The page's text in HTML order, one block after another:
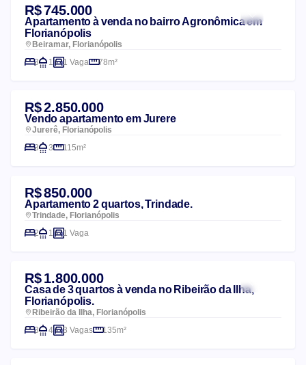
R$ 745.000
Apartamento à venda no bairro Agronômica em
Florianópolis
Beiramar, Florianópolis
3
1 1 Vaga 78m²
R$ 2.850.000
Vendo apartamento em Jurere
Jurerê, Florianópolis
3
3 115m²
R$ 850.000
Apartamento 2 quartos, Trindade.
Trindade, Florianópolis
2
1 1 Vaga
R$ 1.800.000
Casa de 3 quartos à venda no Ribeirão da Ilha,
Florianópolis.
Ribeirão da Ilha, Florianópolis
3
4 3 Vagas 135m²